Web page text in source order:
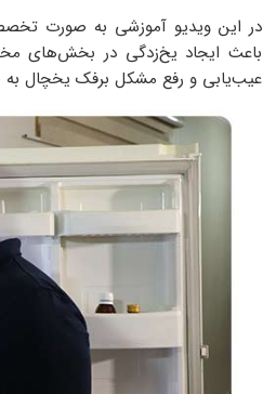
در این ویدیو آموزشی به‌ صورت
باعث ایجاد یخ‌زدگی در بخش‌های
عیب‌یابی و رفع مشکل برفک یخچال به‌